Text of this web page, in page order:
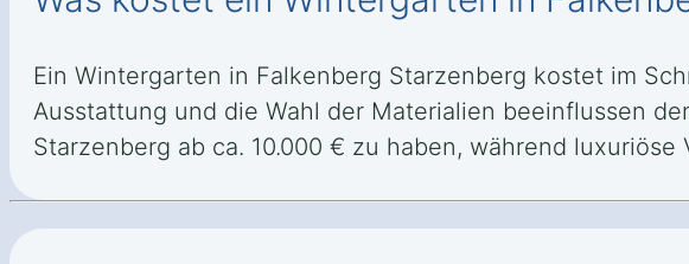
Ein Wintergarten in Falkenberg Starzenberg kostet im
Ausstattung und die Wahl der Materialien beeinflussen
Starzenberg ab ca. 10.000 € zu haben, während